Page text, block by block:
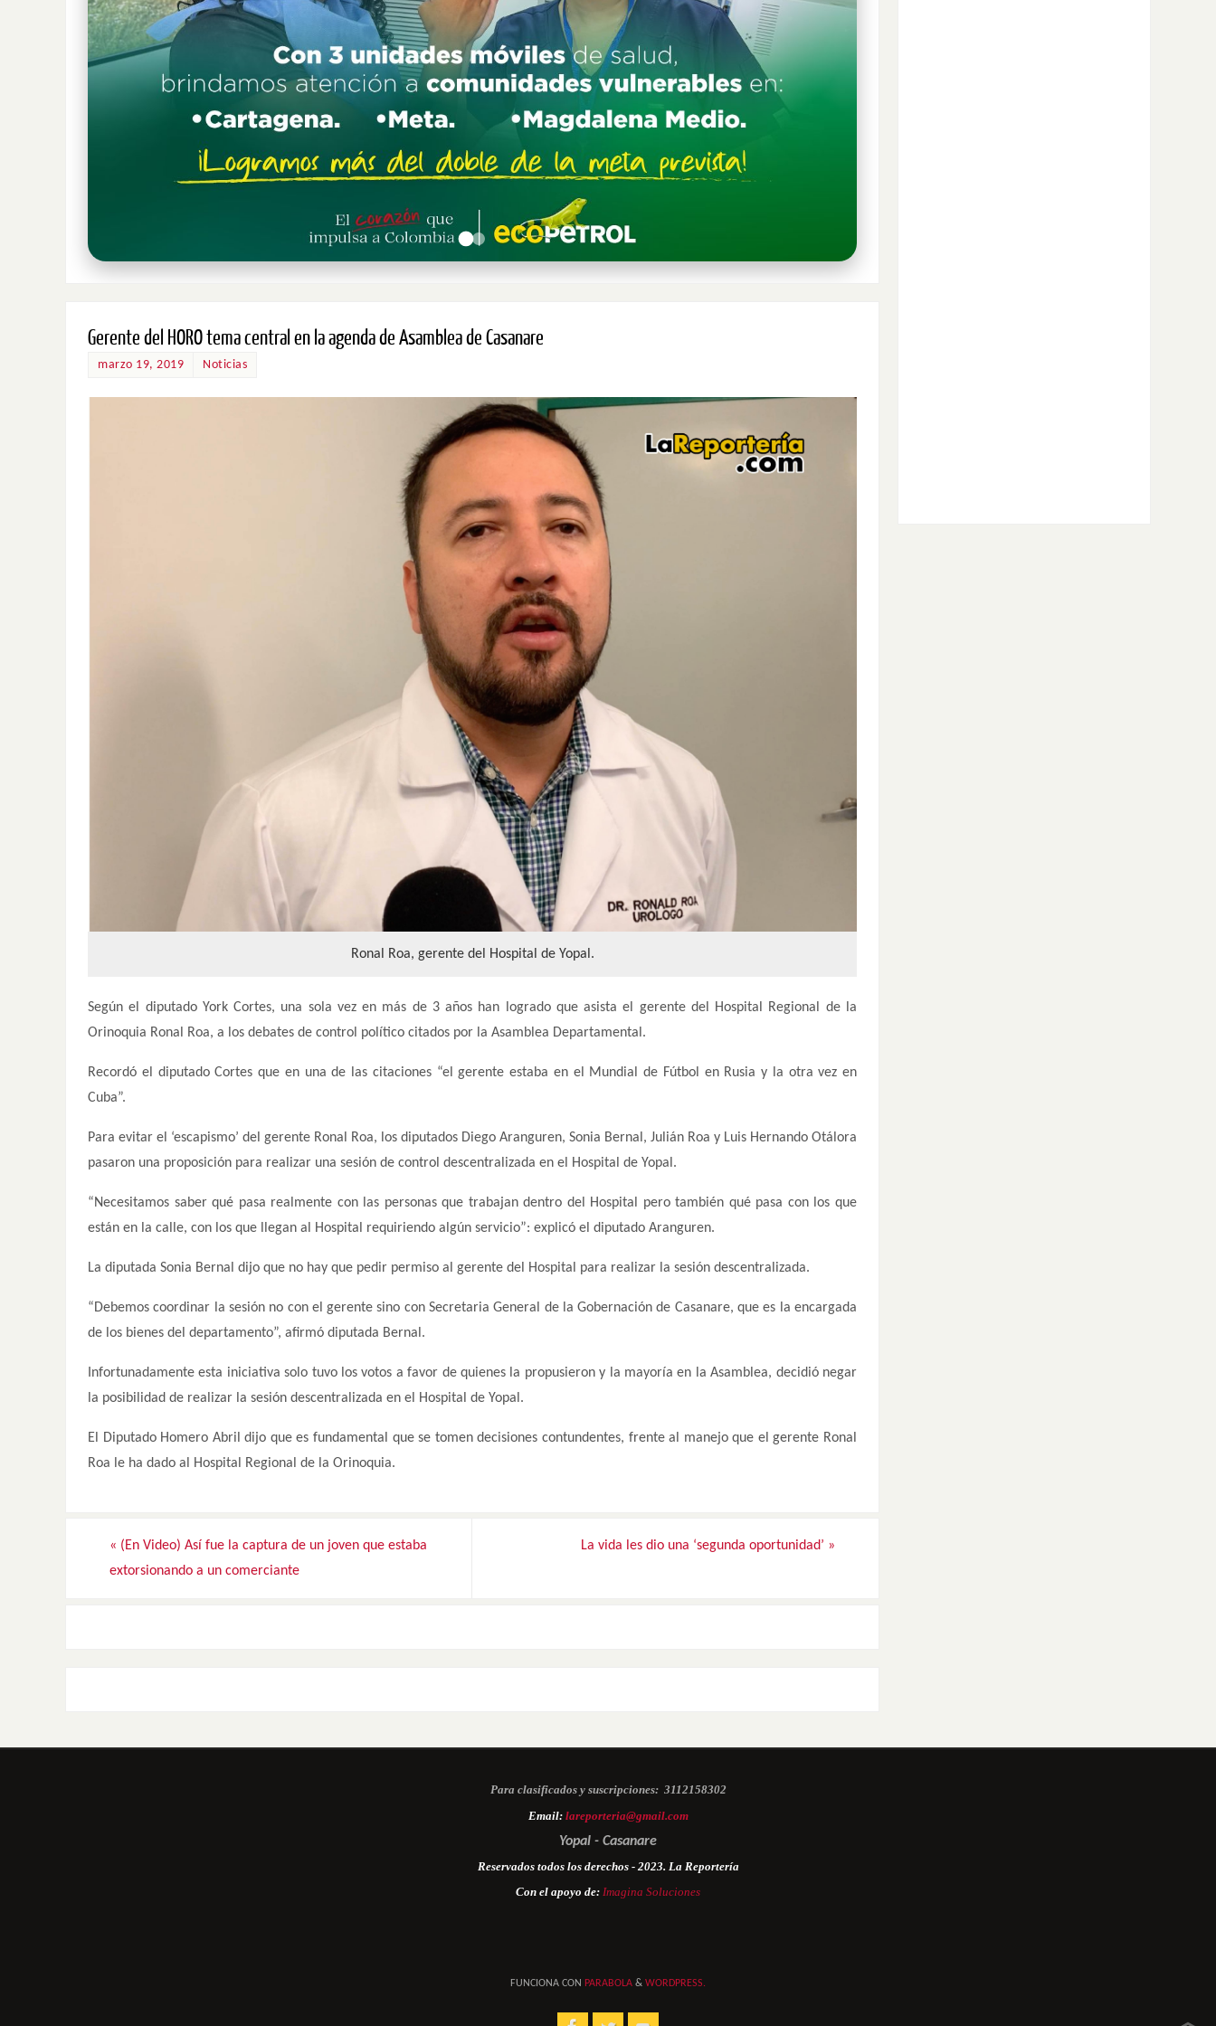
Gerente del HORO tema central en la agenda de Asamblea de Casanare
marzo 19, 2019 Noticias
Ronal Roa, gerente del Hospital de Yopal.
Según el diputado York Cortes, una sola vez en más de 3 años han logrado que asista el gerente del Hospital Regional de la
Orinoquia Ronal Roa, a los debates de control político citados por la Asamblea Departamental.
Recordó el diputado Cortes que en una de las citaciones “el gerente estaba en el Mundial de Fútbol en Rusia y la otra vez en
Cuba”.
Para evitar el ‘escapismo’ del gerente Ronal Roa, los diputados Diego Aranguren, Sonia Bernal, Julián Roa y Luis Hernando Otálora
pasaron una proposición para realizar una sesión de control descentralizada en el Hospital de Yopal.
“Necesitamos saber qué pasa realmente con las personas que trabajan dentro del Hospital pero también qué pasa con los que
están en la calle, con los que llegan al Hospital requiriendo algún servicio”: explicó el diputado Aranguren.
La diputada Sonia Bernal dijo que no hay que pedir permiso al gerente del Hospital para realizar la sesión descentralizada.
“Debemos coordinar la sesión no con el gerente sino con Secretaria General de la Gobernación de Casanare, que es la encargada
de los bienes del departamento”, afirmó diputada Bernal.
Infortunadamente esta iniciativa solo tuvo los votos a favor de quienes la propusieron y la mayoría en la Asamblea, decidió negar
la posibilidad de realizar la sesión descentralizada en el Hospital de Yopal.
El Diputado Homero Abril dijo que es fundamental que se tomen decisiones contundentes, frente al manejo que el gerente Ronal
Roa le ha dado al Hospital Regional de la Orinoquia.
« (En Video) Así fue la captura de un joven que estaba
extorsionando a un comerciante
La vida les dio una ‘segunda oportunidad’ »
Para clasificados y suscripciones: 3112158302
Email: lareporteria@gmail.com
Yopal - Casanare
Reservados todos los derechos - 2023. La Reportería
Con el apoyo de: Imagina Soluciones
FUNCIONA CON PARABOLA & WORDPRESS.